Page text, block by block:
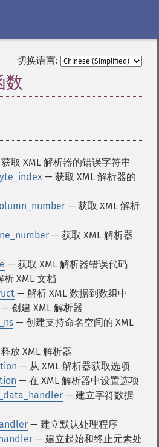
切换语言:
数
取 XML 解析器的错误字符串
— 获取 XML 解析器的
— 获取 XML 解析
— 获取 XML 解析器
— 获取 XML 解析器错误代码
XML 文档
— 解析 XML 数据到数组中
— 创建 XML 解析器
— 创建支持命名空间的 XML
放 XML 解析器
— 从 XML 解析器获取选项
— 在 XML 解析器中设置选项
— 建立字符数据
— 建立默认处理程序
— 建立起始和终止元素处